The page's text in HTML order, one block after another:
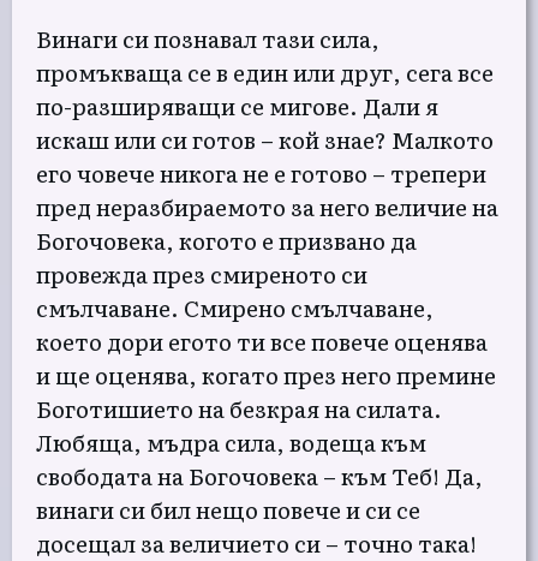
Винаги си познавал тази сила,
промъкваща се в един или друг, сега все
по-разширяващи се мигове. Дали я
искаш или си готов – кой знае? Малкото
его човече никога не е готово – трепери
пред неразбираемото за него величие на
Богочовека, когото е призвано да
провежда през смиреното си
смълчаване. Смирено смълчаване,
което дори егото ти все повече оценява
и ще оценява, когато през него премине
Боготишието на безкрая на силата.
Любяща, мъдра сила, водеща към
свободата на Богочовека – към Теб! Да,
винаги си бил нещо повече и си се
досещал за величието си – точно така!